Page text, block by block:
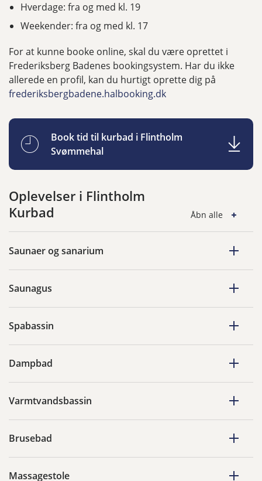
Hverdage: fra og med kl. 19
Weekender: fra og med kl. 17
For at kunne booke online, skal du være oprettet i
Frederiksberg Badenes bookingsystem. Har du ikke
allerede en profil, kan du hurtigt oprette dig på
frederiksbergbadene.halbooking.dk
Book tid til kurbad i Flintholm
Svømmehal
Oplevelser i Flintholm
Kurbad
Åbn alle
Saunaer og sanarium
Saunagus
Spabassin
Dampbad
Varmtvandsbassin
Brusebad
Massagestole